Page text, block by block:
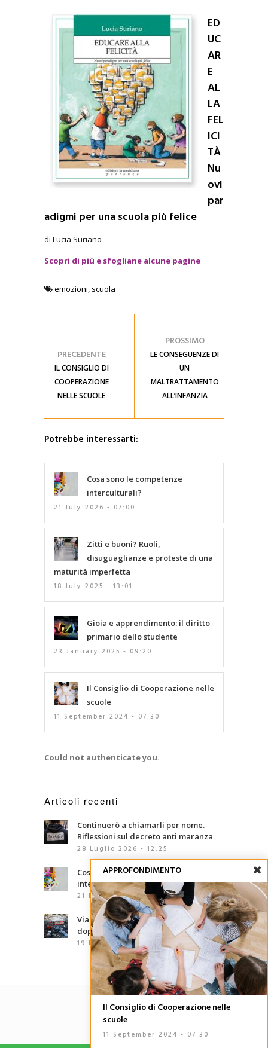
ED
UC
AR
E
AL
LA
FEL
ICI
TÀ
Nu
ovi
par
adigmi per una scuola più felice
di Lucia Suriano
Scopri di più e sfogliane alcune pagine
emozioni, scuola
PRECEDENTE
IL CONSIGLIO DI
COOPERAZIONE
NELLE SCUOLE
PROSSIMO
LE CONSEGUENZE DI
UN
MALTRATTAMENTO
ALL’INFANZIA
Potrebbe interessarti:
Cosa sono le competenze
interculturali?
21 July 2026 - 07:00
Zitti e buoni? Ruoli,
disuguaglianze e proteste di una
maturità imperfetta
18 July 2025 - 13:01
Gioia e apprendimento: il diritto
primario dello studente
23 January 2025 - 09:20
Il Consiglio di Cooperazione nelle
scuole
11 September 2024 - 07:30
Could not authenticate you.
Articoli recenti
Continuerò a chiamarli per nome.
Riflessioni sul decreto anti maranza
28 Luglio 2026 - 12:25
Cosa sono le competenze
interculturali?
21 Luglio 2026 - 07:00
Via d’Amelio, trentaquattro anni
dopo: le mafie che abbiamo davanti
19 Luglio 2026 - 06:02
APPROFONDIMENTO
Il Consiglio di Cooperazione nelle
scuole
11 September 2024 - 07:30